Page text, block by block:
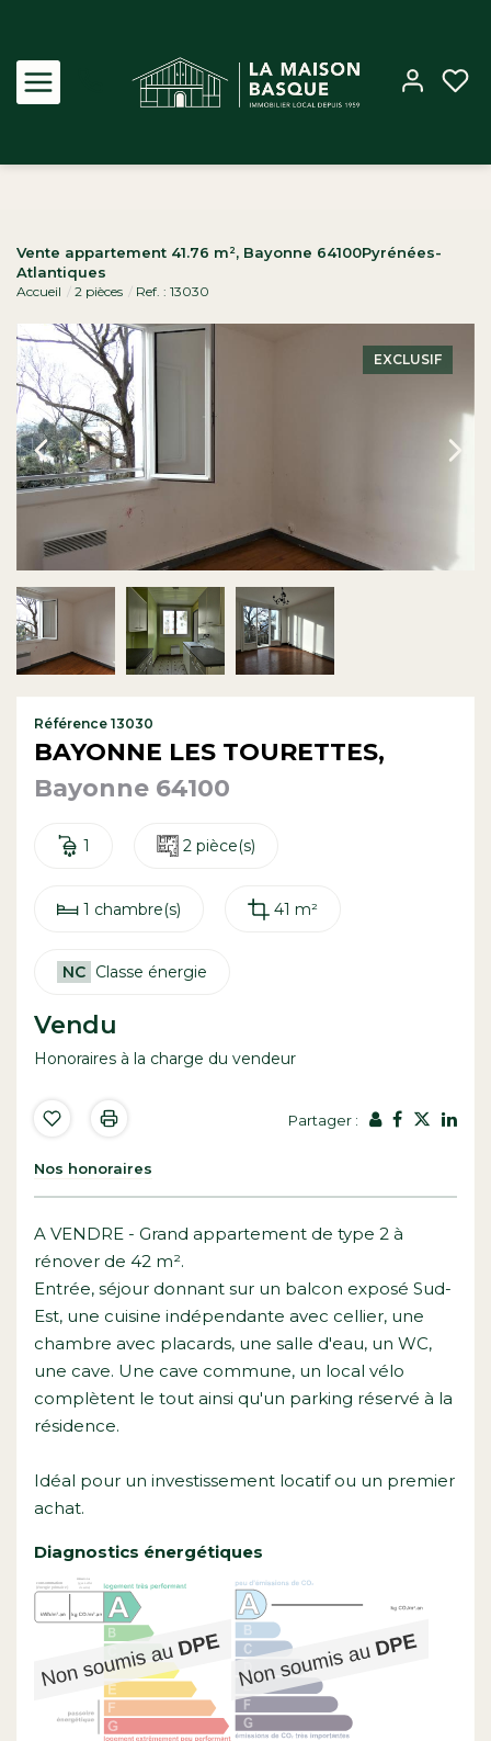
Louer
Estimer
Biens vendus
Notre Agence
Contact
Vente appartement 41.76 m², Bayonne 64100Pyrénées-
Atlantiques
Accueil 2 pièces Ref. : 13030
EXCLUSIF
Référence 13030
BAYONNE LES TOURETTES,
Bayonne 64100
1 2 pièce(s)
1 chambre(s) 41 m²
NC Classe énergie
Vendu
Honoraires à la charge du vendeur
Partager :
Nos honoraires
A VENDRE - Grand appartement de type 2 à
rénover de 42 m².
Entrée, séjour donnant sur un balcon exposé Sud-
Est, une cuisine indépendante avec cellier, une
chambre avec placards, une salle d'eau, un WC,
une cave. Une cave commune, un local vélo
complètent le tout ainsi qu'un parking réservé à la
résidence.
Idéal pour un investissement locatif ou un premier
achat.
Diagnostics énergétiques